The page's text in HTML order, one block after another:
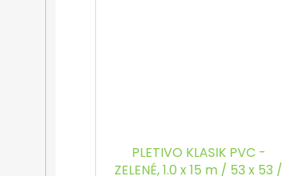
PLETIVO KLASIK PVC -
ZELENÉ, 1.0 x 15 m / 53 x 53 /